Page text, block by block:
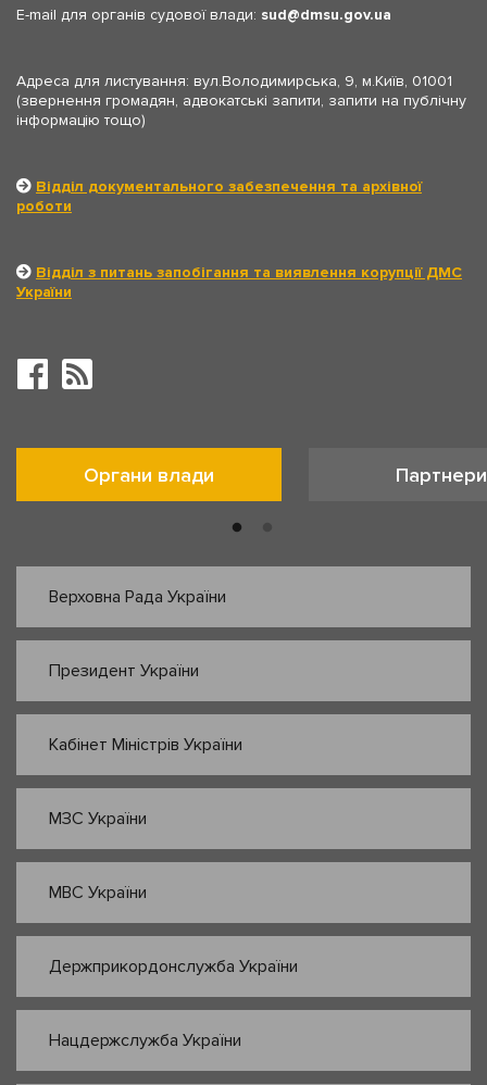
E-mail для органів судової влади: sud dmsu.gov.ua
Адреса для листування: вул.Володимирська, 9, м.Київ, 01001
(звернення громадян, адвокатські запити, запити на публічну
інформацію тощо)
Відділ документального забезпечення та архівної
роботи
Відділ з питань запобігання та виявлення корупції ДМС
України
Органи влади Партнери
Верховна Рада України
Президент України
Кабінет Міністрів України
МЗС України
МВС України
Держприкордонслужба України
Нацдержслужба України